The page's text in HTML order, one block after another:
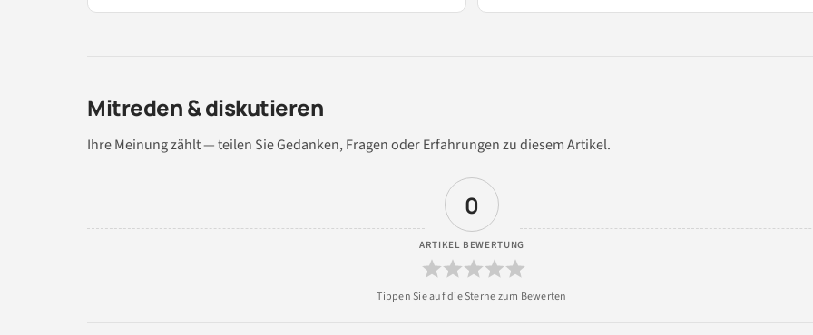
Mitreden & diskutieren
Ihre Meinung zählt — teilen Sie Gedanken, Fragen oder Erfahrungen zu diesem Artikel.
0
ARTIKEL BEWERTUNG